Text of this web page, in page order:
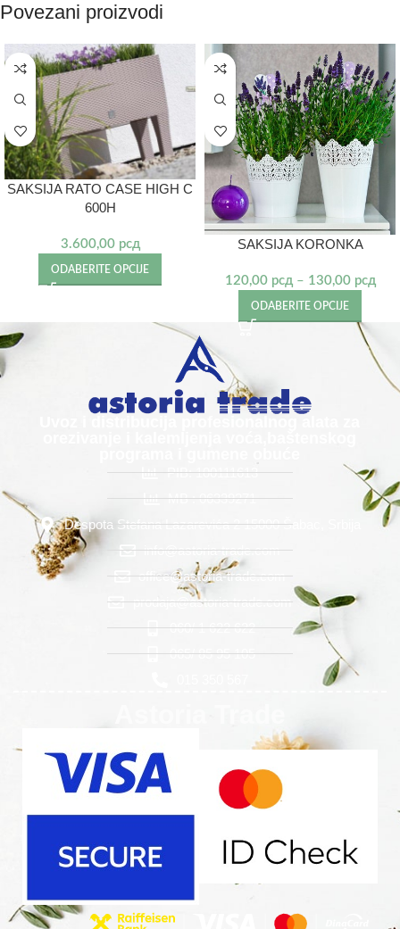
Povezani proizvodi
SAKSIJA RATO CASE HIGH C
600H
3.600,00 рсд
ODABERITE OPCIJE
SAKSIJA KORONKA
120,00 рсд – 130,00 рсд
ODABERITE OPCIJE
PIB: 100111613
MB : 06339271
Despota Stefana Lazarevića 2 15000 Šabac, Srbija
info@astoria-trade.com
office@astoria-trade.com
prodaja@astoria-trade.com
060/ 1 622 622
065/ 85 95 105